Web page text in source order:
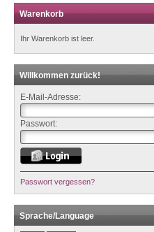
Warenkorb
Ihr Warenkorb ist leer.
Willkommen zurück!
E-Mail-Adresse:
Passwort:
Passwort vergessen?
Sprache/Language